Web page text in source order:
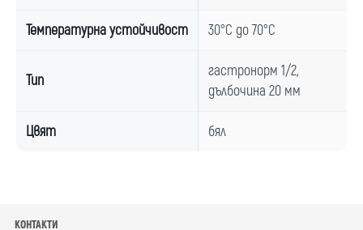
Температурна устойчивост 30°C до 70°C
Тип
гастронорм 1/2,
дълбочина 20 мм
Цвят бял
КОНТАКТИ